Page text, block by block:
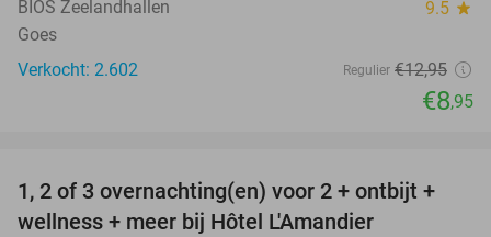
BIOS Zeelandhallen 9.5 star
Goes
Verkocht: 2.602
Regulier €12,95
€8,95
32%
TODAY
1, 2 of 3 overnachting(en) voor 2 + ontbijt +
wellness + meer bij Hôtel L'Amandier